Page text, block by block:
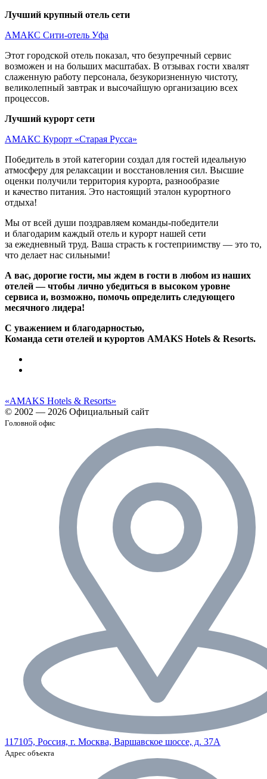
Лучший крупный отель сети
АМАКС Сити-отель Уфа
Этот городской отель показал, что безупречный сервис
возможен и на больших масштабах. В отзывах гости хвалят
слаженную работу персонала, безукоризненную чистоту,
великолепный завтрак и высочайшую организацию всех
процессов.
Лучший курорт сети
АМАКС Курорт «Старая Русса»
Победитель в этой категории создал для гостей идеальную
атмосферу для релаксации и восстановления сил. Высшие
оценки получили территория курорта, разнообразие
и качество питания. Это настоящий эталон курортного
отдыха!
Мы от всей души поздравляем команды-победители
и благодарим каждый отель и курорт нашей сети
за ежедневный труд. Ваша страсть к гостеприимству — это то,
что делает нас сильными!
А вас, дорогие гости, мы ждем в гости в любом из наших
отелей — чтобы лично убедиться в высоком уровне
сервиса и, возможно, помочь определить следующего
месячного лидера!
С уважением и благодарностью,
Команда сети отелей и курортов AMAKS Hotels & Resorts.
«AMAKS Hotels & Resorts»
© 2002 — 2026 Официальный сайт
Головной офис
117105, Россия, г. Москва, Варшавское шоссе, д. 37А
Адрес объекта